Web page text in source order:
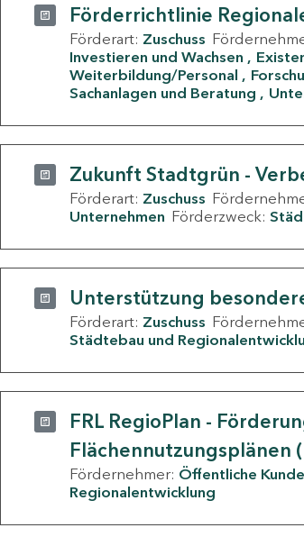
Förderrichtlinie
Förderart: Zuschuss
Investieren und Wachsen
Weiterbildung/Personal
Sachanlagen und Beratung
Zukunft Stadtgrün -
Förderart: Zuschuss
Unternehmen Förderzweck:
Unterstützung
Förderart: Zuschuss
Städtebau und
FRL RegioPlan -
Flächennutzungsplänen
Fördernehmer: Öffentliche
Regionalentwicklung